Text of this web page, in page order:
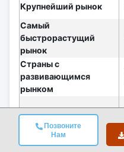
Позвоните
Нам
Крупнейший рынок
Самый
быстрорастущий
рынок
Страны с
развивающимся
рынком